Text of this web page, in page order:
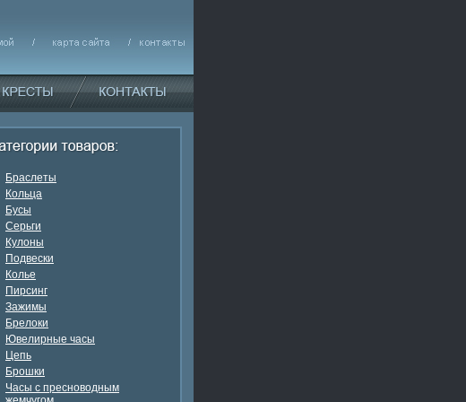
Браслеты
Кольца
Бусы
Серьги
Кулоны
Подвески
Колье
Пирсинг
Зажимы
Брелоки
Ювелирные часы
Цепь
Брошки
Часы с пресноводным